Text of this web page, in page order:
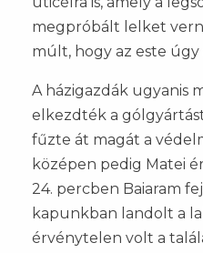
megpróbált lelket
múlt, hogy az este úgy
A házigazdák ugyanis
elkezdték a
fűzte át magát a
középen pedig Matei
24. percben Baiaram
kapunkban landolt a
érvénytelen volt a